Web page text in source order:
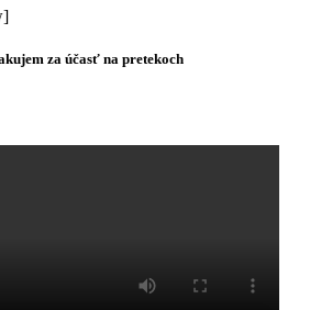
za účasť na pretekoch